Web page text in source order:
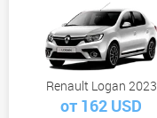
Renault Logan 2023
от 162 USD